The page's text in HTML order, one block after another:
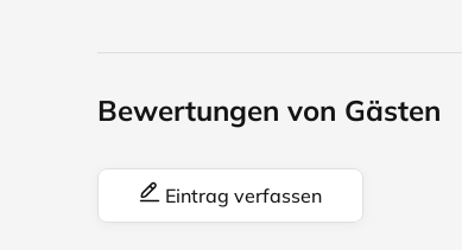
Bewertungen von Gästen
Eintrag verfassen